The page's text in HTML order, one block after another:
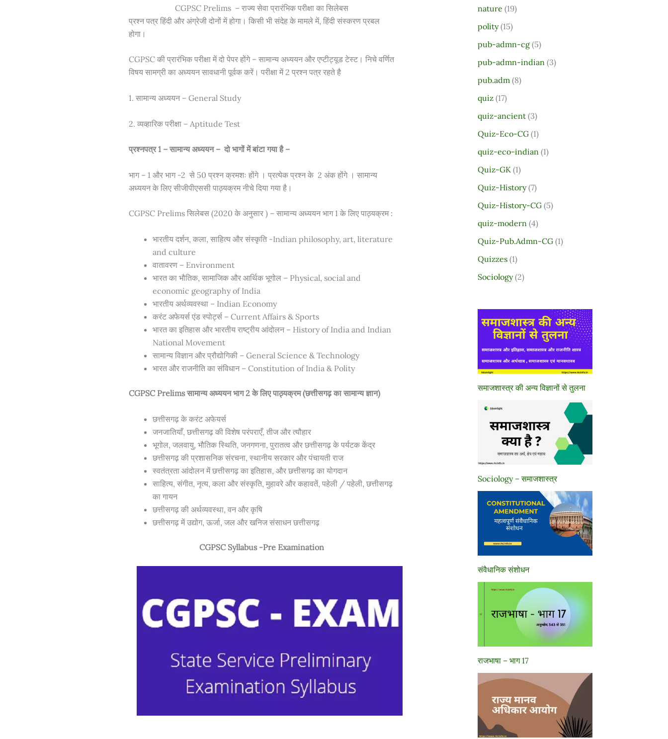
CGPSC Prelims – राज्य सेवा प्रारंभिक परीक्षा का सिलेबस
प्रश्न पत्र हिंदी और अंग्रेजी दोनों में होगा। किसी भी संदेह के मामले में, हिंदी संस्करण प्रबल
होगा।
CGPSC की प्रारंभिक परीक्षा में दो पेपर होंगे – सामान्य अध्ययन और एप्टीट्यूड टेस्ट। निचे वर्णित
विषय सामग्री का अध्ययन सावधानी पूर्वक करें। परीक्षा में 2 प्रश्न पत्र रहते है
1. सामान्य अध्ययन – General Study
2. व्यव्हारिक परीक्षा – Aptitude Test
प्रश्नपत्र 1 – सामान्य अध्ययन – दो भागों में बांटा गया है –
भाग – 1 और भाग -2 से 50 प्रश्न क्रमशः होंगे । प्रत्येक प्रश्न के 2 अंक होंगे । सामान्य
अध्ययन के लिए सीजीपीएससी पाठ्यक्रम नीचे दिया गया है।
CGPSC Prelims सिलेबस (2020 के अनुसार ) – सामान्य अध्ययन भाग 1 के लिए पाठ्यक्रम :
भारतीय दर्शन, कला, साहित्य और संस्कृति -Indian philosophy, art, literature
and culture
वातावरण – Environment
भारत का भौतिक, सामाजिक और आर्थिक भूगोल – Physical, social and
economic geography of India
भारतीय अर्थव्यवस्था – Indian Economy
करंट अफेयर्स एंड स्पोर्ट्स – Current Affairs & Sports
भारत का इतिहास और भारतीय राष्ट्रीय आंदोलन – History of India and Indian
National Movement
सामान्य विज्ञान और प्रौद्योगिकी – General Science & Technology
भारत और राजनीति का संविधान – Constitution of India & Polity
CGPSC Prelims सामान्य अध्ययन भाग 2 के लिए पाठ्यक्रम (छत्तीसगढ़ का सामान्य ज्ञान)
छत्तीसगढ़ के करंट अफेयर्स
जनजातियाँ, छत्तीसगढ़ की विशेष परंपराएँ, तीज और त्यौहार
भूगोल, जलवायु, भौतिक स्थिति, जनगणना, पुरातत्व और छत्तीसगढ़ के पर्यटक केंद्र
छत्तीसगढ़ की प्रशासनिक संरचना, स्थानीय सरकार और पंचायती राज
स्वतंत्रता आंदोलन में छत्तीसगढ़ का इतिहास, और छत्तीसगढ़ का योगदान
साहित्य, संगीत, नृत्य, कला और संस्कृति, मुहावरे और कहावतें, पहेली / पहेली, छत्तीसगढ़
का गायन
छत्तीसगढ़ की अर्थव्यवस्था, वन और कृषि
छत्तीसगढ़ में उद्योग, ऊर्जा, जल और खनिज संसाधन छत्तीसगढ़
CGPSC Syllabus -Pre Examination
nature (19)
polity(15)
pub-admn-cg(5)
pub-admn-indian (3)
pub.adm (8)
quiz(17)
quiz-ancient(3)
Quiz-Eco-CG(1)
quiz-eco-indian (1)
Quiz-GK (1)
Quiz-History(7)
Quiz-History-CG(5)
quiz-modern (4)
Quiz-Pub.Admn-CG(1)
Quizzes(1)
Sociology(2)
समाजशास्त्र की अन्य विज्ञानों से तुलना
Sociology – समाजशास्त्र
संवैधानिक संशोधन
राजभाषा – भाग 17